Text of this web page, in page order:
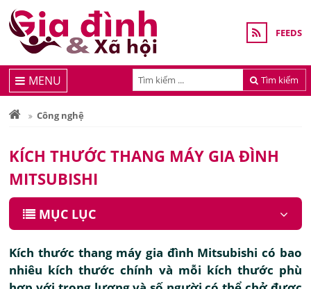
FEEDS
Tìm kiếm
MENU
Công nghệ
KÍCH THƯỚC THANG MÁY GIA ĐÌNH
MITSUBISHI
MỤC LỤC
Kích thước thang máy gia đình Mitsubishi có bao
nhiêu kích thước chính và mỗi kích thước phù